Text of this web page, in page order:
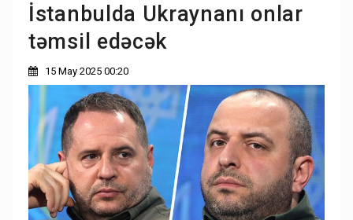
İstanbulda Ukraynanı onlar
təmsil edəcək
15 May 2025 00:20